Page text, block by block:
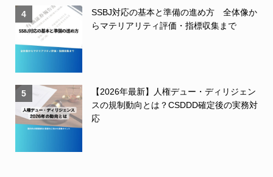
4
SSBJ対応の基本と準備の進め方 全体像か
らマテリアリティ評価・指標収集まで
5
【2026年最新】人権デュー・ディリジェン
スの規制動向とは？CSDDD確定後の実務対
応